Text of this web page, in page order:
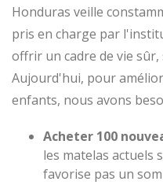
Honduras veille
pris en charge par
offrir un cadre de vie
Aujourd'hui, pour
enfants, nous avons
Acheter 100
les matelas actuels
favorise pas un